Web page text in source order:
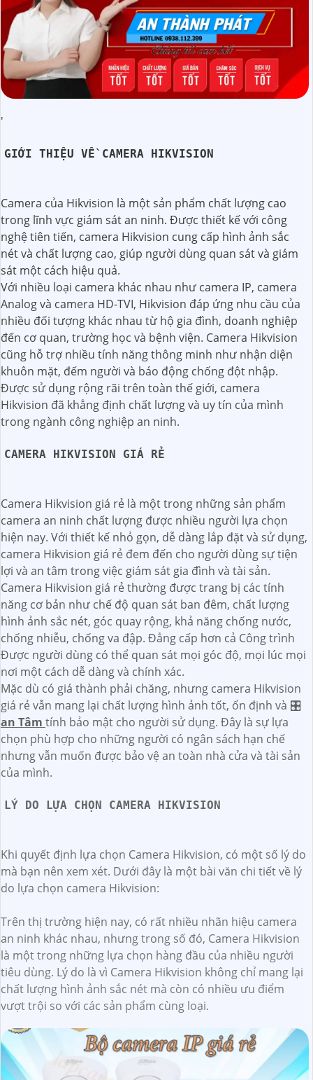
'
GIỚI THIỆU VỀ CAMERA HIKVISION
Camera của Hikvision là một sản phẩm chất lượng cao
trong lĩnh vực giám sát an ninh. Được thiết kế với công
nghệ tiên tiến, camera Hikvision cung cấp hình ảnh sắc
nét và chất lượng cao, giúp người dùng quan sát và giám
sát một cách hiệu quả.
Với nhiều loại camera khác nhau như camera IP, camera
Analog và camera HD-TVI, Hikvision đáp ứng nhu cầu của
nhiều đối tượng khác nhau từ hộ gia đình, doanh nghiệp
đến cơ quan, trường học và bệnh viện. Camera Hikvision
cũng hỗ trợ nhiều tính năng thông minh như nhận diện
khuôn mặt, đếm người và báo động chống đột nhập.
Được sử dụng rộng rãi trên toàn thế giới, camera
Hikvision đã khẳng định chất lượng và uy tín của mình
trong ngành công nghiệp an ninh.
CAMERA HIKVISION GIÁ RẺ
Camera Hikvision giá rẻ là một trong những sản phẩm
camera an ninh chất lượng được nhiều người lựa chọn
hiện nay. Với thiết kế nhỏ gọn, dễ dàng lắp đặt và sử dụng,
camera Hikvision giá rẻ đem đến cho người dùng sự tiện
lợi và an tâm trong việc giám sát gia đình và tài sản.
Camera Hikvision giá rẻ thường được trang bị các tính
năng cơ bản như chế độ quan sát ban đêm, chất lượng
hình ảnh sắc nét, góc quay rộng, khả năng chống nước,
chống nhiễu, chống va đập. Đẳng cấp hơn cả Công trình
Được người dùng có thể quan sát mọi góc độ, mọi lúc mọi
nơi một cách dễ dàng và chính xác.
Mặc dù có giá thành phải chăng, nhưng camera Hikvision
giá rẻ vẫn mang lại chất lượng hình ảnh tốt, ổn định và 🎛
an Tâm tính bảo mật cho người sử dụng. Đây là sự lựa
chọn phù hợp cho những người có ngân sách hạn chế
nhưng vẫn muốn được bảo vệ an toàn nhà cửa và tài sản
của mình.
LÝ DO LỰA CHỌN CAMERA HIKVISION
Khi quyết định lựa chọn Camera Hikvision, có một số lý do
mà bạn nên xem xét. Dưới đây là một bài văn chi tiết về lý
do lựa chọn camera Hikvision:
Trên thị trường hiện nay, có rất nhiều nhãn hiệu camera
an ninh khác nhau, nhưng trong số đó, Camera Hikvision
là một trong những lựa chọn hàng đầu của nhiều người
tiêu dùng. Lý do là vì Camera Hikvision không chỉ mang lại
chất lượng hình ảnh sắc nét mà còn có nhiều ưu điểm
vượt trội so với các sản phẩm cùng loại.